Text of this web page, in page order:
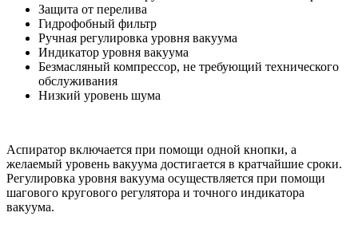
Защита от перелива
Гидрофобный фильтр
Ручная регулировка уровня вакуума
Индикатор уровня вакуума
Безмасляный компрессор, не требующий технического
обслуживания
Низкий уровень шума
Аспиратор включается при помощи одной кнопки, а
желаемый уровень вакуума достигается в кратчайшие сроки.
Регулировка уровня вакуума осуществляется при помощи
шагового кругового регулятора и точного индикатора
вакуума.